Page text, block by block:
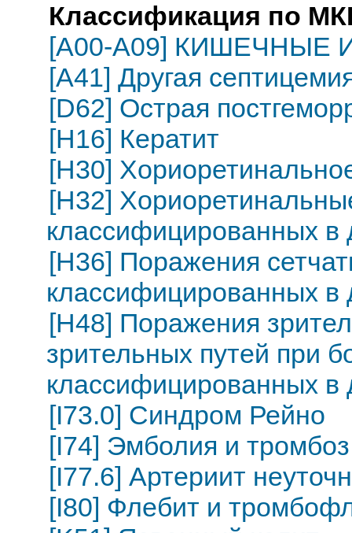
Классификация по
[A00-A09] КИШЕЧНЫЕ
[A41] Другая
[D62] Острая
[H16] Кератит
[H30]
[H32]
классифицированных в
[H36] Поражения
классифицированных в
[H48] Поражения
зрительных путей при
классифицированных в
[I73.0] Синдром Рейно
[I74] Эмболия и
[I77.6] Артериит
[I80] Флебит и